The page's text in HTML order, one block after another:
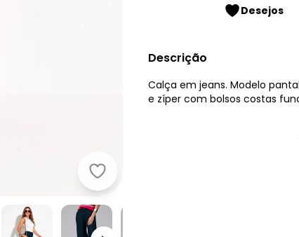
Quintess - Calça Pantalona com
Desejos
Descrição
Calça em jeans. Modelo
e zíper com bolsos costas